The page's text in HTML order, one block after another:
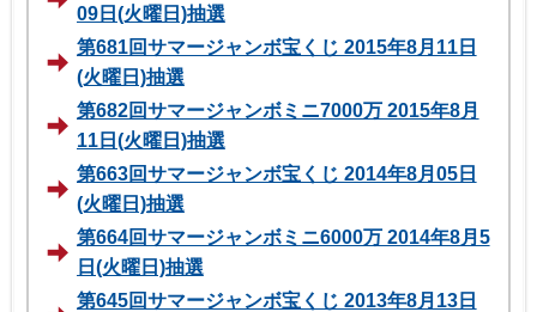
09日(火曜日)抽選
第681回サマージャンボ宝くじ 2015年8月11日
(火曜日)抽選
第682回サマージャンボミニ7000万 2015年8月
11日(火曜日)抽選
第663回サマージャンボ宝くじ 2014年8月05日
(火曜日)抽選
第664回サマージャンボミニ6000万 2014年8月5
日(火曜日)抽選
第645回サマージャンボ宝くじ 2013年8月13日